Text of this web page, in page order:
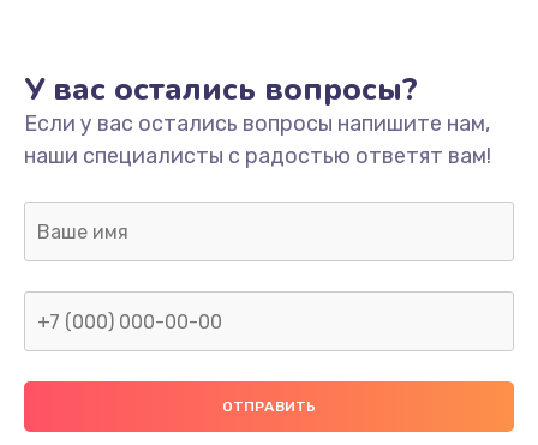
У вас остались вопросы?
Если у вас остались вопросы напишите нам,
наши специалисты с радостью ответят вам!